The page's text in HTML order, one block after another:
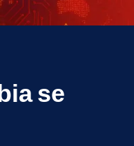
se